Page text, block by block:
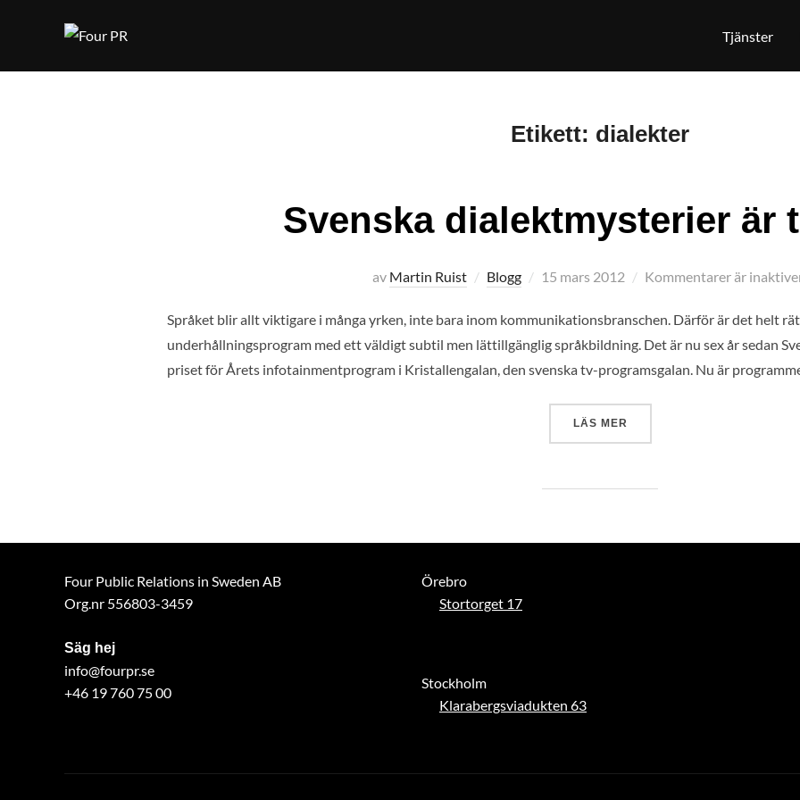
Tjänster
Etikett: dialekter
Svenska dialektmysterier är
av Martin Ruist Blogg
Publicerat
15 mars 2012 Kommentarer är
Språket blir allt viktigare i många yrken, inte bara inom kommunikationsbranschen. Därför är det helt
underhållningsprogram med ett väldigt subtil men lättillgänglig språkbildning. Det är nu sex år sedan
priset för Årets infotainmentprogram i Kristallengalan, den svenska tv-programsgalan. Nu är
LÄS MER
Four Public Relations in Sweden AB
Org.nr 556803-3459
Säg hej
info@fourpr.se
+46 19 760 75 00
Örebro
Stortorget 17
Stockholm
Klarabergsviadukten 63